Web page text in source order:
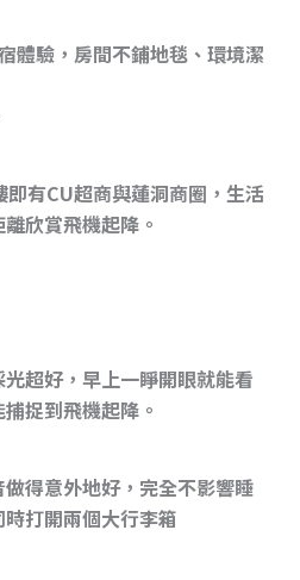
體驗，房間不鋪地毯、環境潔
有CU超商與蓮洞商圈，生活
欣賞飛機起降。
光超好，早上一睜開眼就能看
捉到飛機起降。
得意外地好，完全不影響睡
打開兩個大行李箱